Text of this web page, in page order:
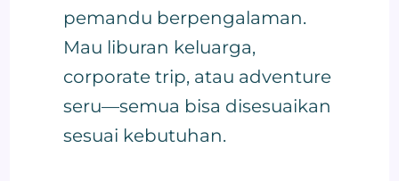
pemandu berpengalaman.
Mau liburan keluarga,
corporate trip, atau adventure
seru—semua bisa disesuaikan
sesuai kebutuhan.